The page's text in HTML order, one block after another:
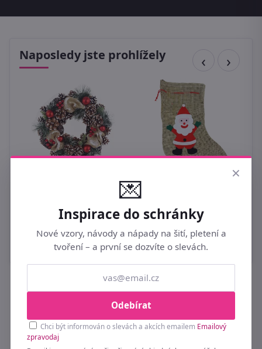
Naposledy jste prohlížely
609 Kč
režná s dekorem
Buďte první u novinek a slev 💌
Přihlaste se k odběru a získejte tipy na nové
kolekce a exkluzivní akce dřív než ostatní.
×
💌
Inspirace do schránky
Nové vzory, návody a nápady na šití, pletení a
tvoření – a první se dozvíte o slevách.
Odebírat
Chci být informován o slevách a akcích emailem Emailový
zpravodaj